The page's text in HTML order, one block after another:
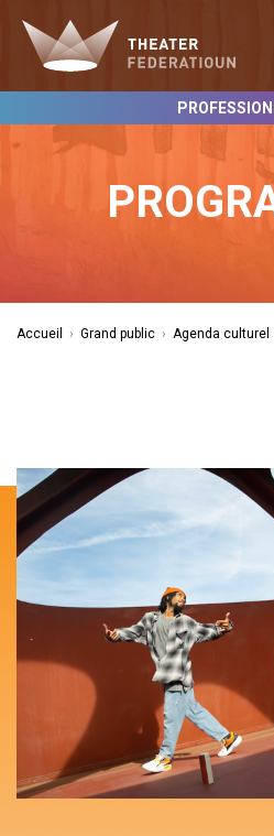
Accueil › Grand public › Agenda culturel